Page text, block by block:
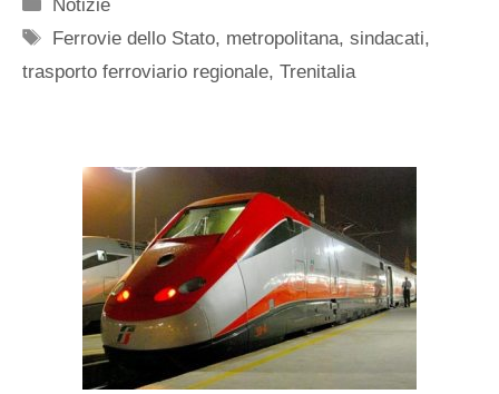
Notizie
Tag
Ferrovie dello Stato, metropolitana,sindacati,
trasporto ferroviario regionale, Trenitalia